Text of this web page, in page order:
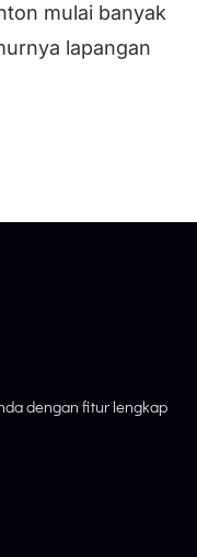
mulai banyak
lapangan
dengan fitur lengkap